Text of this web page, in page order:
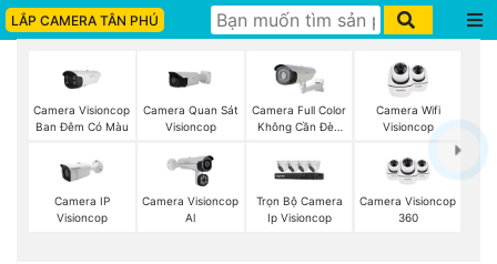
LẮP CAMERA TÂN PHÚ
Camera Visioncop
Ban Đêm Có Màu
Camera Quan Sát
Visioncop
Camera Full Color
Không Cần Đèn
Camera Wifi
Visioncop
Camera IP
Visioncop
Camera Visioncop
Al
Trọn Bộ Camera
Ip Visioncop
Camera Visioncop
360